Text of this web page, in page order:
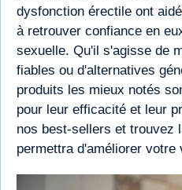
dysfonction érectile ont
à retrouver confiance en
sexuelle. Qu'il s'agisse de
fiables ou d'alternatives
produits les mieux notés
pour leur efficacité et leur
nos best-sellers et trouvez
permettra d'améliorer votre